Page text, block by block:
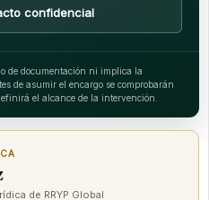
confidencial
de documentación ni implica la
de asumir el encargo se comprobarán
el alcance de la intervención.
de RRYP Global